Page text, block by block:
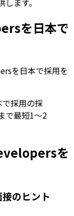
ます。
を日本で
を日本で採用を
採用の採
で最短1〜2
を
のヒント